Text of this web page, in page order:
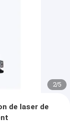
2/5
de laser de